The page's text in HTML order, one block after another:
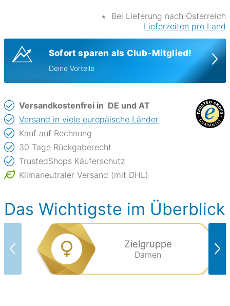
∗
Bei Lieferung nach Österreich
Lieferzeiten pro Land
Sofort sparen als Club-Mitglied!
Deine Vorteile
Versandkostenfrei in DE und AT
Versand in viele europäische Länder
Kauf auf Rechnung
30 Tage Rückgaberecht
TrustedShops Käuferschutz
Klimaneutraler Versand (mit DHL)
Das Wichtigste im Überblick
Zielgruppe
Damen